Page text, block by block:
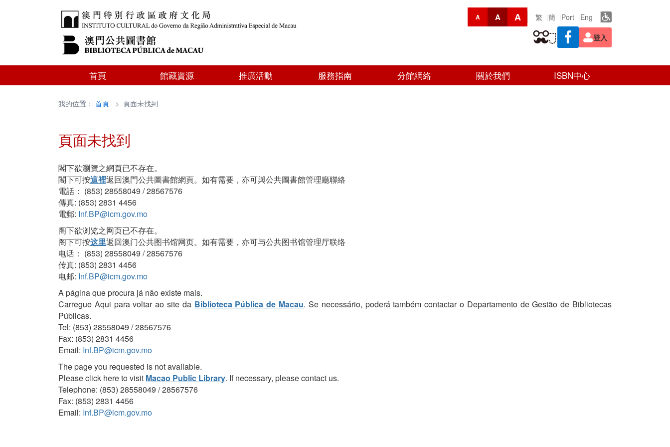
A A A 繁 簡 Port Eng
登入
首頁 館藏資源 推廣活動 服務指南 分館網絡 關於我們 ISBN中心
我的位置： 首頁 > 頁面未找到
頁面未找到
閣下欲瀏覽之網頁已不存在。
閣下可按這裡返回澳門公共圖書館網頁。如有需要，亦可與公共圖書館管理廳聯絡
電話： (853) 28558049 / 28567576
傳真: (853) 2831 4456
電郵: Inf.BP@icm.gov.mo
阁下欲浏览之网页已不存在。
阁下可按这里返回澳门公共图书馆网页。如有需要，亦可与公共图书馆管理厅联络
电话： (853) 28558049 / 28567576
传真: (853) 2831 4456
电邮: Inf.BP@icm.gov.mo
A página que procura já não existe mais.
Carregue Aqui para voltar ao site da Biblioteca Pública de Macau. Se necessário, poderá também contactar o Departamento de Gestão de Bibliotecas
Públicas.
Tel: (853) 28558049 / 28567576
Fax: (853) 2831 4456
Email: Inf.BP@icm.gov.mo
The page you requested is not available.
Please click here to visit Macao Public Library. If necessary, please contact us.
Telephone: (853) 28558049 / 28567576
Fax: (853) 2831 4456
Email: Inf.BP@icm.gov.mo